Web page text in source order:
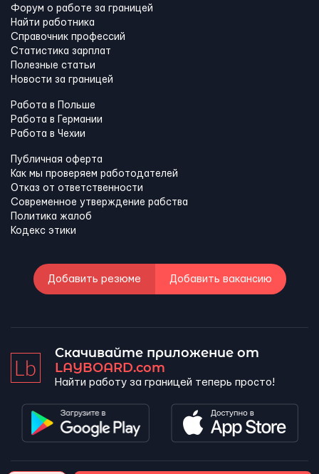
Форум о работе за границей
Найти работника
Справочник профессий
Статистика зарплат
Полезные статьи
Новости за границей
Работа в Польше
Работа в Германии
Работа в Чехии
Публичная оферта
Как мы проверяем работодателей
Отказ от ответственности
Современное утверждение рабства
Политика жалоб
Кодекс этики
Добавить резюме Добавить вакансию
Скачивайте приложение от
LAYBOARD.com
Найти работу за границей теперь просто!